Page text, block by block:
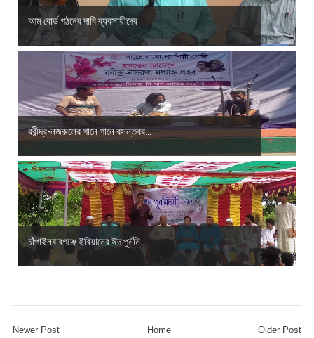
আম বোর্ড গঠনের দাবি ব্যবসায়ীদের
রবীন্দ্র-নজরুলের গানে গানে বসন্তবর...
চাঁপাইনবাবগঞ্জে ইবিয়ানের ঈদ পুর্নমি...
Newer Post Older Post
Home